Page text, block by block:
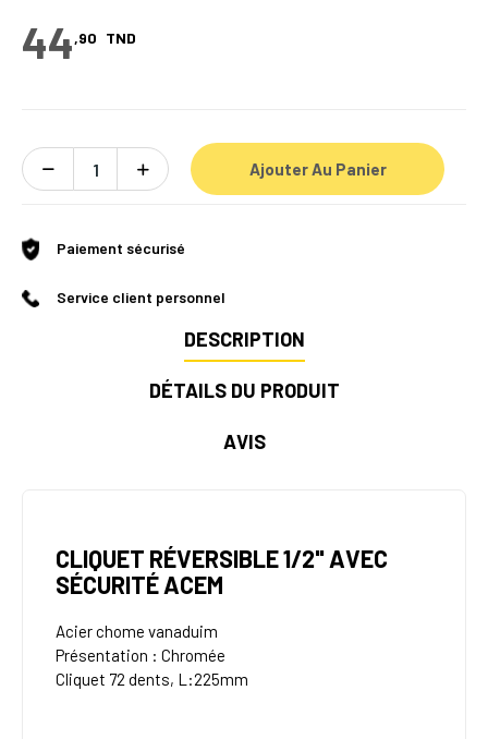
44,90 TND
Ajouter Au Panier
Paiement sécurisé
Service client personnel
DESCRIPTION
DÉTAILS DU PRODUIT
AVIS
CLIQUET RÉVERSIBLE 1/2" AVEC
SÉCURITÉ ACEM
Acier chome vanaduim
Présentation : Chromée
Cliquet 72 dents, L:225mm